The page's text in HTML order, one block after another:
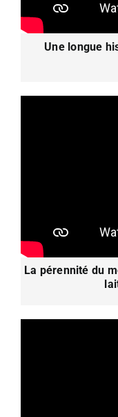
Une longue
La pérennité du